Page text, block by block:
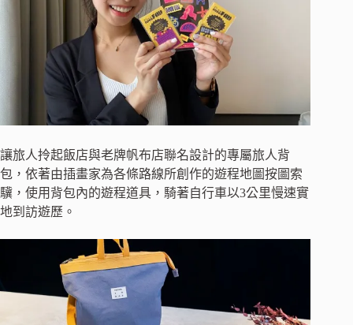
讓旅人拎起飯店與老牌帆布店聯名設計的專屬旅人背
包，依著由插畫家為各條路線所創作的遊程地圖按圖索
驥，使用背包內的遊程道具，騎著自行車以3公里慢速實
地到訪遊歷。